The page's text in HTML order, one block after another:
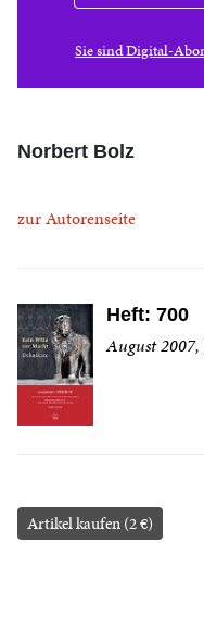
Sie sind Digital-
Norbert Bolz
zur Autorenseite
Heft: 700
August 2007,
Artikel kaufen (2 €)